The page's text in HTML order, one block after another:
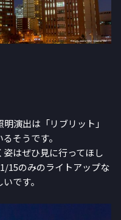
演出は「リブリット」
そうです。
はぜひ見に行ってほし
15のみのライトアップな
です。